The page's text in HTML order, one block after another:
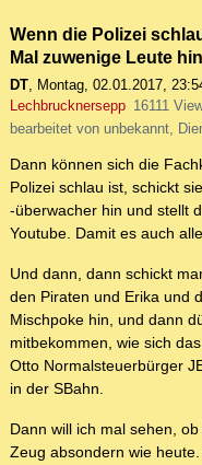
Wenn die Polizei
Mal zuwenige Leute
DT, Montag, 02.01.2017,
Lechbrucknersepp 16111
bearbeitet von unbekannt,
Dann können sich die
Polizei schlau ist, schickt
-überwacher hin und stellt
Youtube. Damit es auch
Und dann, dann schickt
den Piraten und Erika und
Mischpoke hin, und dann
mitbekommen, wie sich
Otto Normalsteuerbürger
in der SBahn.
Dann will ich mal sehen,
Zeug absondern wie